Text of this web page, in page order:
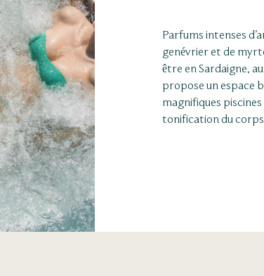
Parfums intenses
genévrier et de
être en Sardaigne,
propose un espace
magnifiques piscines
tonification du